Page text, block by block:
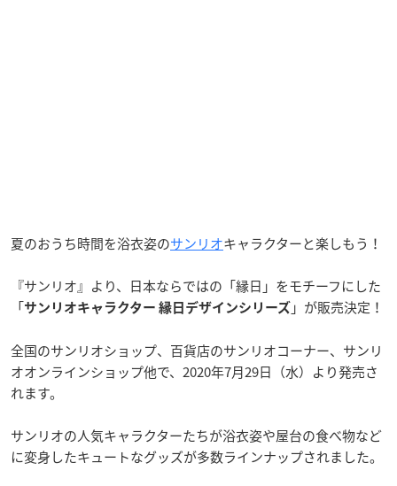
夏のおうち時間を浴衣姿のサンリオキャラクターと楽しもう！
『サンリオ』より、日本ならではの「縁日」をモチーフにした
「サンリオキャラクター 縁日デザインシリーズ 」が販売決定！
全国のサンリオショップ、百貨店のサンリオコーナー、サンリ
オオンラインショップ他で、2020年7月29日（水）より発売さ
れます。
サンリオの人気キャラクターたちが浴衣姿や屋台の食べ物など
に変身したキュートなグッズが多数ラインナップされました。